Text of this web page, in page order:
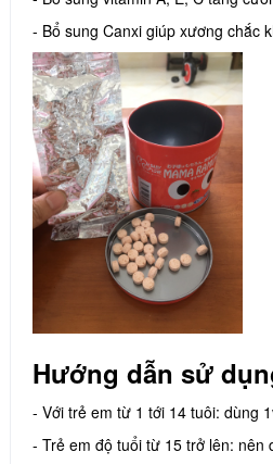
- Bổ sung Canxi giúp xương chắc
Hướng dẫn sử
- Với trẻ em từ 1 tới 14 tuôi: dùng
- Trẻ em độ tuổi từ 15 trở lên: nên